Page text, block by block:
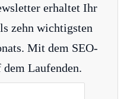
erhaltet Ihr
zehn wichtigsten
Mit dem SEO-
Laufenden.